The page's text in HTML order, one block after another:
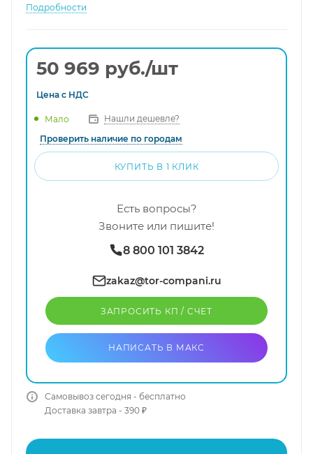
Подробности
50 969 руб./шт
Цена с НДС
Мало
Нашли дешевле?
Проверить наличие по городам
КУПИТЬ В 1 КЛИК
Есть вопросы?
Звоните или пишите!
8 800 101 3842
zakaz@tor-compani.ru
ЗАПРОСИТЬ КП / CЧЕТ
НАПИСАТЬ В МАКС
Самовывоз сегодня - бесплатно
Доставка завтра - 390 ₽